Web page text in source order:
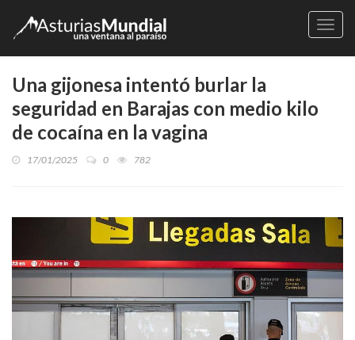
Una gijonesa intentó burlar la
seguridad en Barajas con medio kilo
de cocaína en la vagina
17/01/2025 0 782